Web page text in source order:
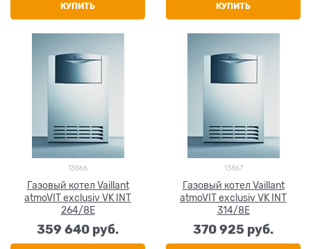
КУПИТЬ КУПИТЬ
13866
Газовый котел Vaillant
atmoVIT exclusiv VK INT
264/8E
359 640 руб.
13867
Газовый котел Vaillant
atmoVIT exclusiv VK INT
314/8E
370 925 руб.